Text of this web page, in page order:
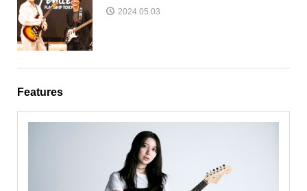
2024.05.03
Features